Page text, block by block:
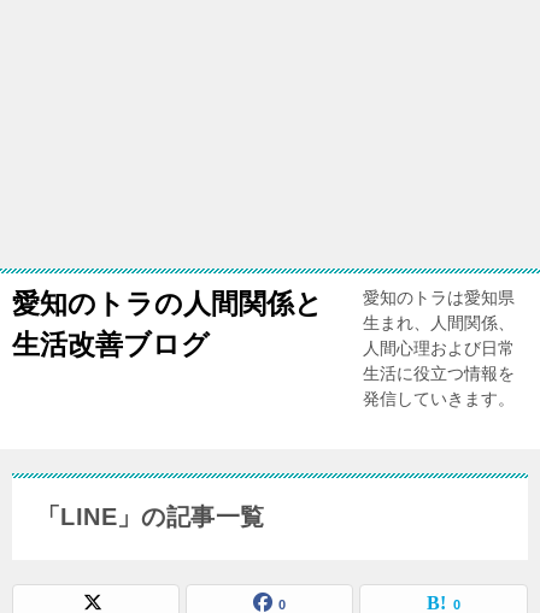
愛知のトラの人間関係と
生活改善ブログ
愛知のトラは愛知県
生まれ、人間関係、
人間心理および日常
生活に役立つ情報を
発信していきます。
「LINE」の記事一覧
0 0